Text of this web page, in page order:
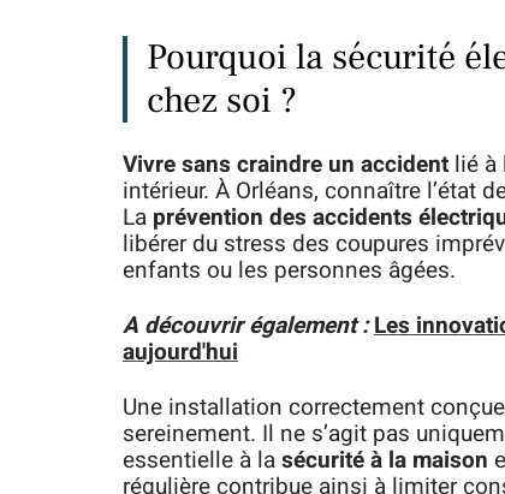
Pourquoi la sécurité
chez soi ?
Vivre sans craindre un accident lié à
intérieur. À Orléans, connaître l’état
La prévention des accidents
libérer du stress des coupures
enfants ou les personnes âgées.
A découvrir également :Les
aujourd'hui
Une installation correctement
sereinement. Il ne s’agit pas
essentielle à lasécurité à la maison
régulière contribue ainsi à limiter